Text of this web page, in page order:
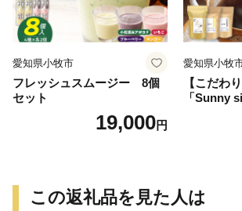
愛知県小牧市
フレッシュスムージー 8個
セット
19,000円
愛知県小牧
【こだわ
「Sunny
琲ブレン
この返礼品を見た人は